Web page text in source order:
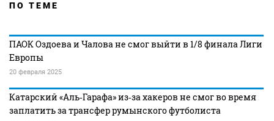
ПО ТЕМЕ
ПАОК Оздоева и Чалова не смог выйти в 1/8 финала Лиги
Европы
20 февраля 2025
Катарский «Аль‑Гарафа» из‑за хакеров не смог во время
заплатить за трансфер румынского футболиста